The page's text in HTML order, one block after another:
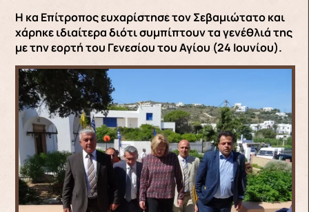
Η κα Επίτροπος ευχαρίστησε τον Σεβαμιώτατο και
χάρηκε ιδιαίτερα διότι συμπίπτουν τα γενέθλιά της
με την εορτή του Γενεσίου του Αγίου (24 Ιουνίου).